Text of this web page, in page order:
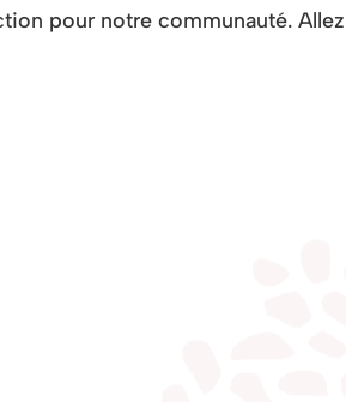
pour notre communauté.